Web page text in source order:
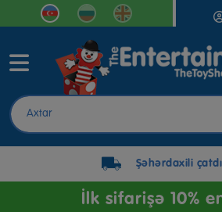
Şəhərdaxili
İlk sifarişə 10%